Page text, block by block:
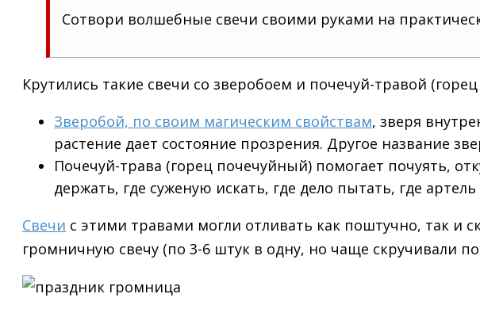
Сотвори волшебные свечи своими руками на
Крутились такие свечи со зверобоем и почечуй-травой
Зверобой, по своим магическим свойствам, зверя
растение дает состояние прозрения. Другое название
Почечуй-трава (горец почечуйный) помогает почуять,
держать, где суженую искать, где дело пытать, где
Свечи с этими травами могли отливать как поштучно, так и
громничную свечу (по 3-6 штук в одну, но чаще скручивали